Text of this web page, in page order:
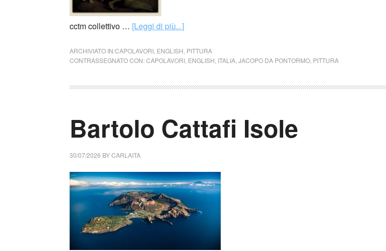
cctm collettivo … [Leggi di più...]
ARCHIVIATO IN:CAPOLAVORI ENGLISH PITTURA
CONTRASSEGNATO CON:CAPOLAVORI ENGLISH ITALIA JACOPO DA PONTORMO PITTURA
Bartolo Cattafi Isole
30/07/2026 BYCARLAITA